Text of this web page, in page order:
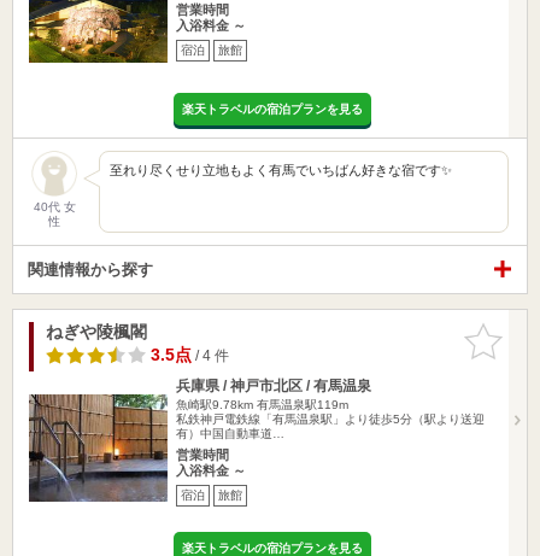
営業時間
入浴料金 ～
宿泊 旅館
楽天トラベルの宿泊プランを見る
40代 女
性
至れり尽くせり立地もよく有馬でいちばん好きな宿です✨
関連情報から探す
お気に入
りに追加
ねぎや陵楓閣
3.5点/ 4 件
兵庫県 / 神戸市北区 / 有馬温泉
魚崎駅9.78km 有馬温泉駅119m
私鉄神戸電鉄線「有馬温泉駅」より徒歩5分（駅より送迎
有）中国自動車道…
営業時間
入浴料金 ～
宿泊 旅館
楽天トラベルの宿泊プランを見る